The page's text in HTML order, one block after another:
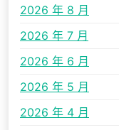
2026 年 8 月
2026 年 7 月
2026 年 6 月
2026 年 5 月
2026 年 4 月